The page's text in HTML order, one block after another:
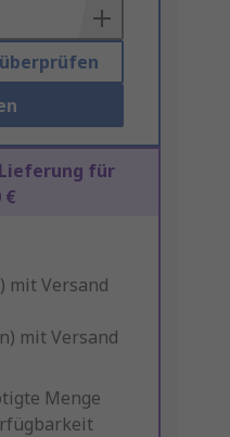
Lieferung für
€
mit Versand
mit Versand
Menge